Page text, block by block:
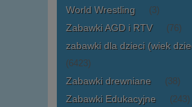
World Wrestling (3)
Zabawki AGD i RTV (76)
zabawki dla dzieci (wiek
(6423)
Zabawki drewniane (38)
Zabawki Edukacyjne (243)